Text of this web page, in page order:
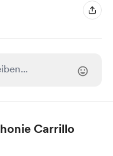
Carrillo